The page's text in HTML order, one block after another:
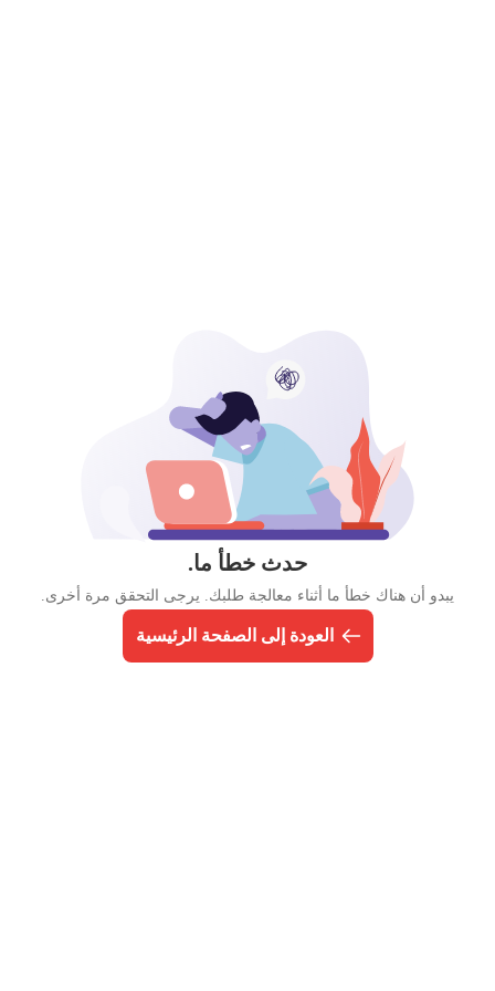
حدث خطأ ما.
يبدو أن هناك خطأ ما أثناء معالجة طلبك. يرجى التحقق مرة أخرى.
العودة إلى الصفحة الرئيسية